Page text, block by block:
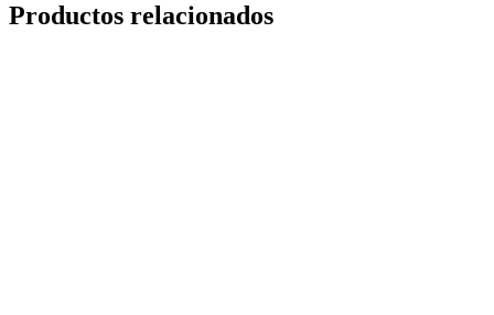
Productos relacionados